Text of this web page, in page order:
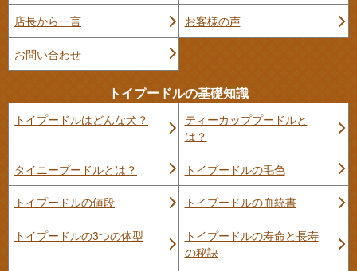
店長から一言 お客様の声
お問い合わせ
トイプードルの基礎知識
トイプードルはどんな犬？
ティーカッププードルと
は？
タイニープードルとは？ トイプードルの毛色
トイプードルの値段 トイプードルの血統書
トイプードルの3つの体型
トイプードルの寿命と長寿
の秘訣